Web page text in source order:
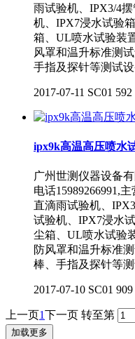
雨试验机、IPX3/4
机、IPX7浸水试验
箱、UL喷水试验装
风罩和温升标准测
手指及探针等测试设
2017-07-11 SC01 592
ipx9k高温高压喷水
广州世测仪器设备
电话15989266991,
直滴雨试验机、
试验机、IPX7浸水
尘箱、UL喷水试验
防风罩和温升标准
棒、手指及探针等测
2017-07-10 SC01 909
上一页1下一页 转至第
加载更多